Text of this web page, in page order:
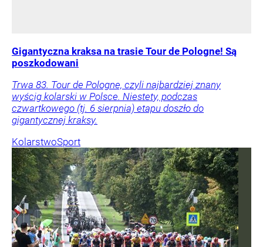
Gigantyczna kraksa na trasie Tour de Pologne! Są
poszkodowani
Trwa 83. Tour de Pologne, czyli najbardziej znany
wyścig kolarski w Polsce. Niestety, podczas
czwartkowego (tj. 6 sierpnia) etapu doszło do
gigantycznej kraksy.
KolarstwoSport